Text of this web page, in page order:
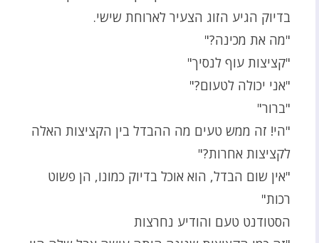
בדיוק הגיע הזוג הצעיר לארוחת שישי.
"מה את מכינה?"
"קציצות עוף לנסיך"
"אני יכולה לטעום?"
"ברור"
"הי! זה ממש טעים מה ההבדל בין הקציצות האלה
לקציצות אחרות?"
"אין שום הבדל, הוא אוכל בדיוק כמונו, הן פשוט
רכות"
הסטודנט טעם והודיע נחרצות